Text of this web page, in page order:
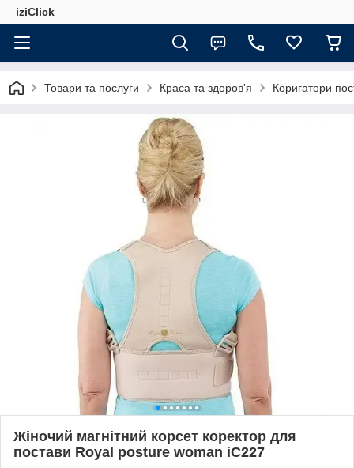
iziClick
Товари та послуги Краса та здоров'я Коригатори
Жіночий магнітний корсет коректор для
постави Royal posture woman iC227